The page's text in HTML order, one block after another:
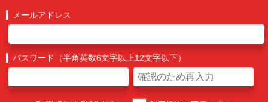
メールアドレス
パスワード（半角英数6文字以上12文字以下）